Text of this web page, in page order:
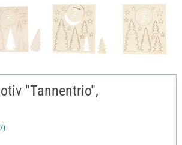
"Tannentrio",